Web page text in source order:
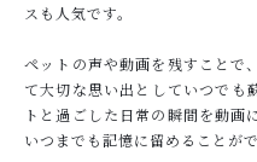
スも人気です。
ペットの声や動画を残すことで
て大切な思い出としていつでも
トと過ごした日常の瞬間を動画
いつまでも記憶に留めることが